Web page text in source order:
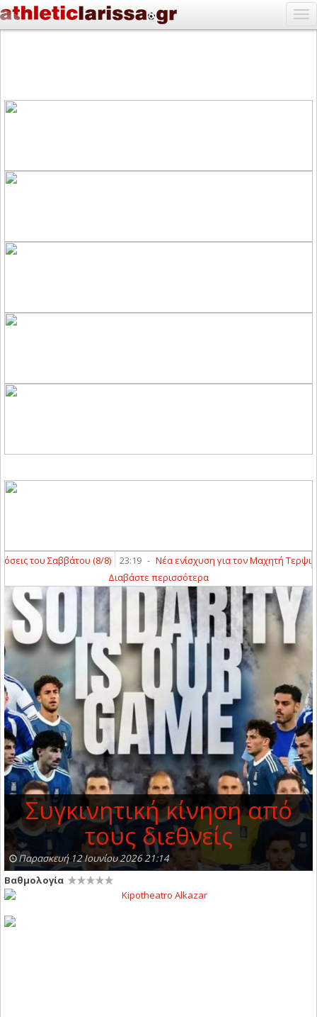
του Σαββάτου (8/8) 23:19 - Νέα ενίσχυση για τον Μαχητή
Διαβάστε περισσότερα
Συγκινητική κίνηση από
τους διεθνείς
Παρασκευή 12 Ιουνίου 2026 21:14
Βαθμολογία